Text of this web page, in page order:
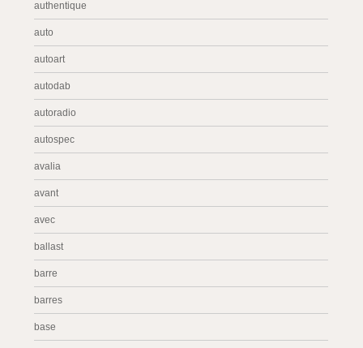
authentique
auto
autoart
autodab
autoradio
autospec
avalia
avant
avec
ballast
barre
barres
base